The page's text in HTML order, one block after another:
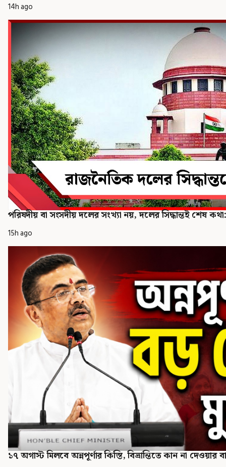
14h ago
পরিষদীয় বা সংসদীয় দলের সংখ্যা নয়, দলের সিদ্ধান্তই শেষ
15h ago
১৭ অগাস্ট মিলবে অন্নপূর্ণার কিস্তি, বিভ্রান্তিতে কান না দেওয়ার